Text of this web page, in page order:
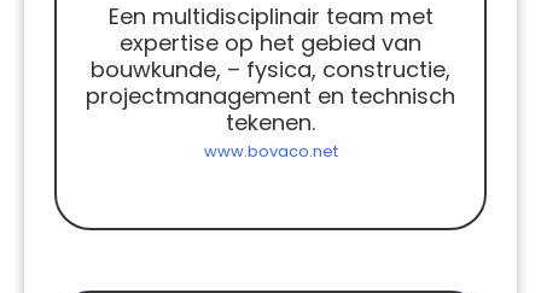
Een multidisciplinair team met
expertise op het gebied van
bouwkunde, – fysica, constructie,
projectmanagement en technisch
tekenen.
www.bovaco.net